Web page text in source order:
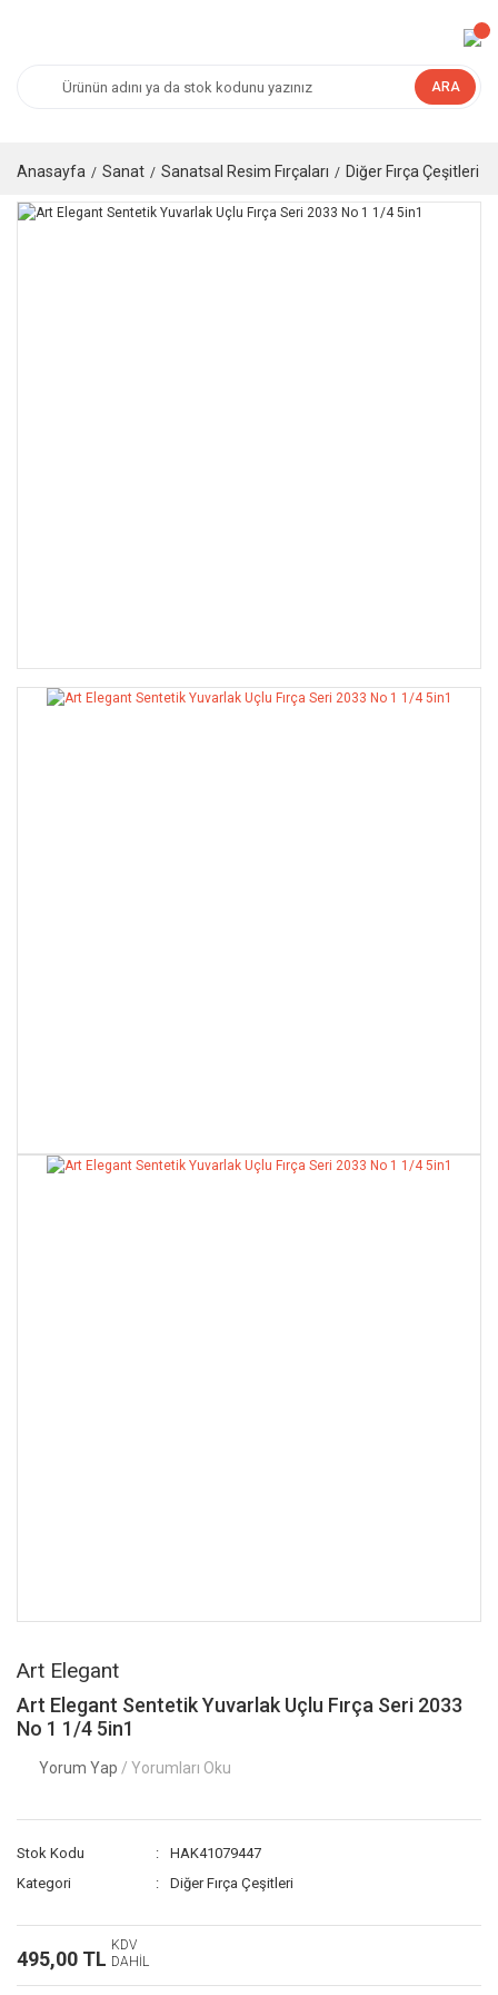
ARA
Anasayfa Sanat Sanatsal Resim Fırçaları Diğer Fırça Çeşitleri
Art Elegant
Art Elegant Sentetik Yuvarlak Uçlu Fırça Seri 2033
No 1 1/4 5in1
Yorum Yap / Yorumları Oku
Stok Kodu
HAK41079447
Kategori
Diğer Fırça Çeşitleri
495,00 TL
KDV
DAHİL